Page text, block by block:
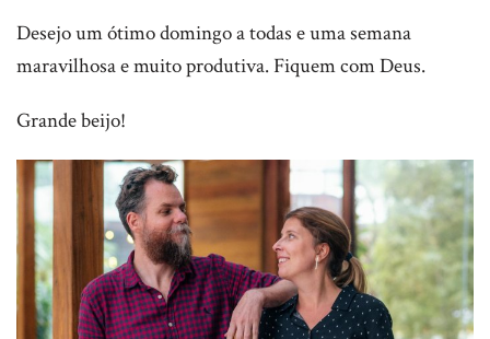
Desejo um ótimo domingo a todas e uma semana
maravilhosa e muito produtiva. Fiquem com Deus.
Grande beijo!